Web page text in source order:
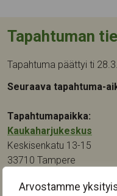
Arvostamme
Tapahtuman
Tapahtuma päättyi ti
Seuraava tapahtuma-
Tapahtumapaikka:
Kaukaharjukeskus
Keskisenkatu 13-15
33710 Tampere
Kategoriat: